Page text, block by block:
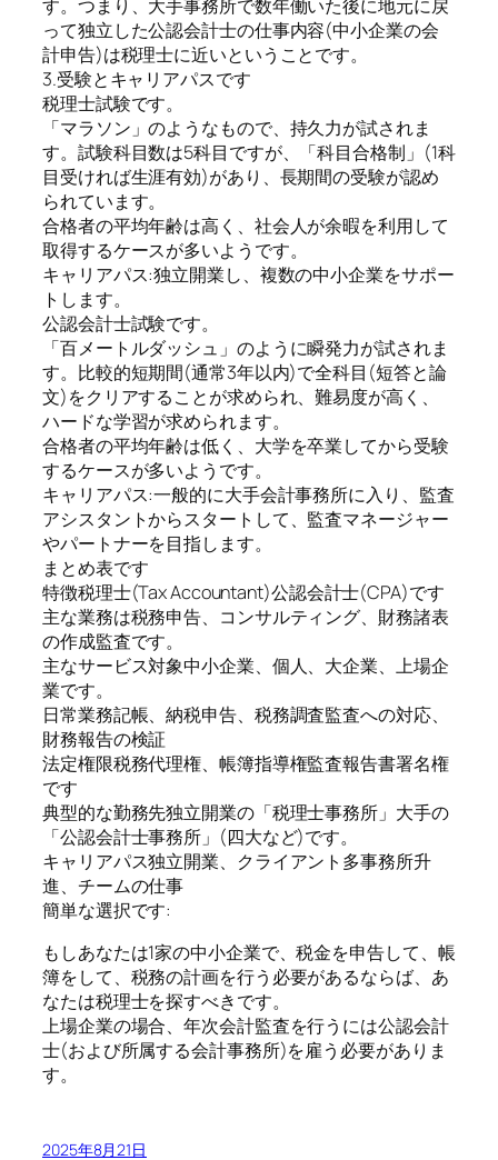
す。つまり、大手事務所で数年働いた後に地元に戻
って独立した公認会計士の仕事内容(中小企業の会
計申告)は税理士に近いということです。
3.受験とキャリアパスです
税理士試験です。
「マラソン」のようなもので、持久力が試されま
す。試験科目数は5科目ですが、「科目合格制」(1科
目受ければ生涯有効)があり、長期間の受験が認め
られています。
合格者の平均年齢は高く、社会人が余暇を利用して
取得するケースが多いようです。
キャリアパス:独立開業し、複数の中小企業をサポー
トします。
公認会計士試験です。
「百メートルダッシュ」のように瞬発力が試されま
す。比較的短期間(通常3年以内)で全科目(短答と論
文)をクリアすることが求められ、難易度が高く、
ハードな学習が求められます。
合格者の平均年齢は低く、大学を卒業してから受験
するケースが多いようです。
キャリアパス:一般的に大手会計事務所に入り、監査
アシスタントからスタートして、監査マネージャー
やパートナーを目指します。
まとめ表です
特徴税理士(Tax Accountant)公認会計士(CPA)です
主な業務は税務申告、コンサルティング、財務諸表
の作成監査です。
主なサービス対象中小企業、個人、大企業、上場企
業です。
日常業務記帳、納税申告、税務調査監査への対応、
財務報告の検証
法定権限税務代理権、帳簿指導権監査報告書署名権
です
典型的な勤務先独立開業の「税理士事務所」大手の
「公認会計士事務所」(四大など)です。
キャリアパス独立開業、クライアント多事務所升
進、チームの仕事
簡単な選択です:
もしあなたは1家の中小企業で、税金を申告して、帳
簿をして、税務の計画を行う必要があるならば、あ
なたは税理士を探すべきです。
上場企業の場合、年次会計監査を行うには公認会計
士(および所属する会計事務所)を雇う必要がありま
す。
2025年8月21日